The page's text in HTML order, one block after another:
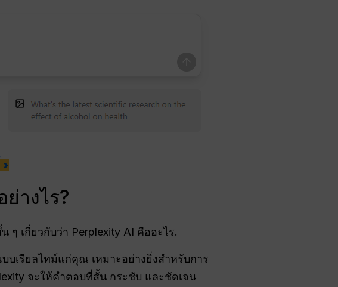
างไร?
ๆ เกี่ยวกับว่า Perplexity AI คืออะไร.
บเรียลไทม์แก่คุณ เหมาะอย่างยิ่งสำหรับการ
จะให้คำตอบที่สั้น กระชับ และชัดเจน